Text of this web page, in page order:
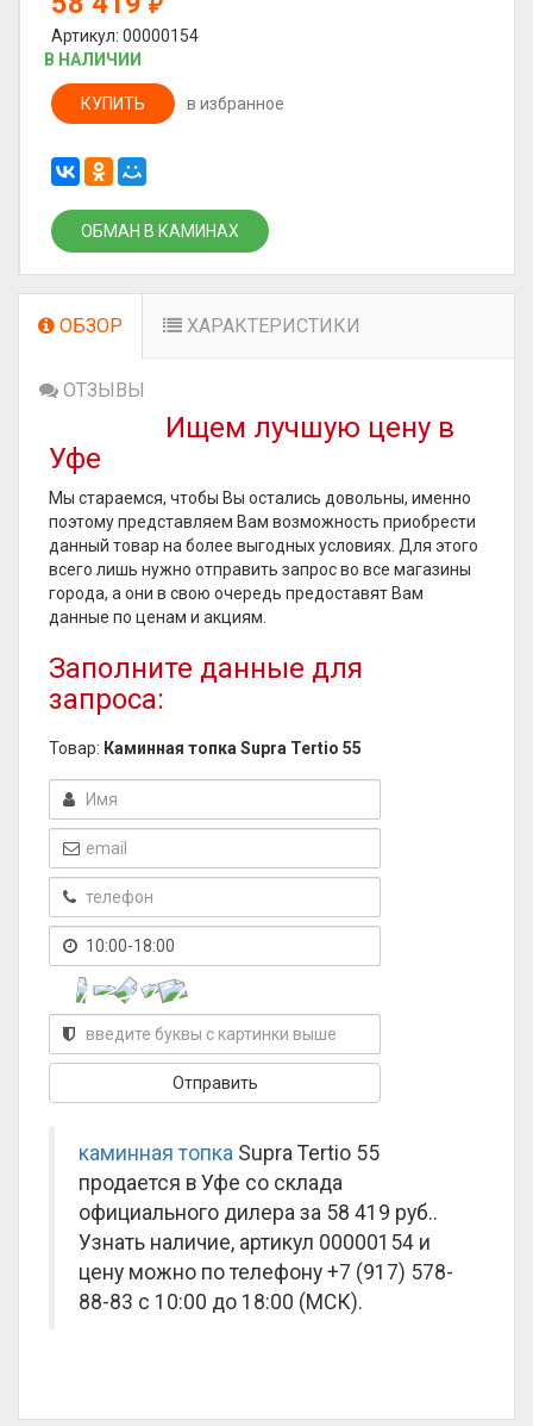
Артикул: 00000154
В НАЛИЧИИ
КУПИТЬ в избранное
ОБМАН В КАМИНАХ
ОБЗОР ХАРАКТЕРИСТИКИ
ОТЗЫВЫ
Ищем лучшую цену в
Уфе
Мы стараемся, чтобы Вы остались довольны, именно
поэтому представляем Вам возможность приобрести
данный товар на более выгодных условиях. Для этого
всего лишь нужно отправить запрос во все магазины
города, а они в свою очередь предоставят Вам
данные по ценам и акциям.
Заполните данные для
запроса:
Товар: Каминная топка Supra Tertio 55
каминная топка Supra Tertio 55
продается в Уфе со склада
официального дилера за 58 419 руб..
Узнать наличие, артикул 00000154 и
цену можно по телефону +7 (917) 578-
88-83 с 10:00 до 18:00 (МСК).